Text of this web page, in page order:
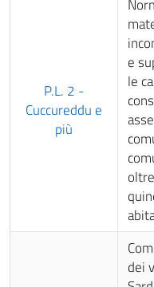
P.L. 2 -
Cuccureddu e
più
e
le
oltre
dei